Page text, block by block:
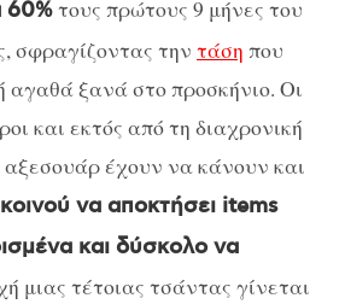
60%τους πρώτους 9 μήνες του
σφραγίζοντας την τάση που
αγαθά ξανά στο προσκήνιο. Οι
και εκτός από τη διαχρονική
αξεσουάρ έχουν να κάνουν και
να αποκτήσει items
και δύσκολο να
μιας τέτοιας τσάντας γίνεται